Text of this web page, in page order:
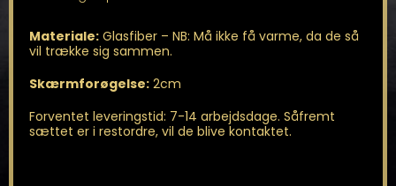
Materiale:Glasfiber – NB: Må ikke få varme, da de så
vil trække sig sammen.
Skærmforøgelse:2cm
Forventet leveringstid: 7-14 arbejdsdage. Såfremt
sættet er i restordre, vil de blive kontaktet.